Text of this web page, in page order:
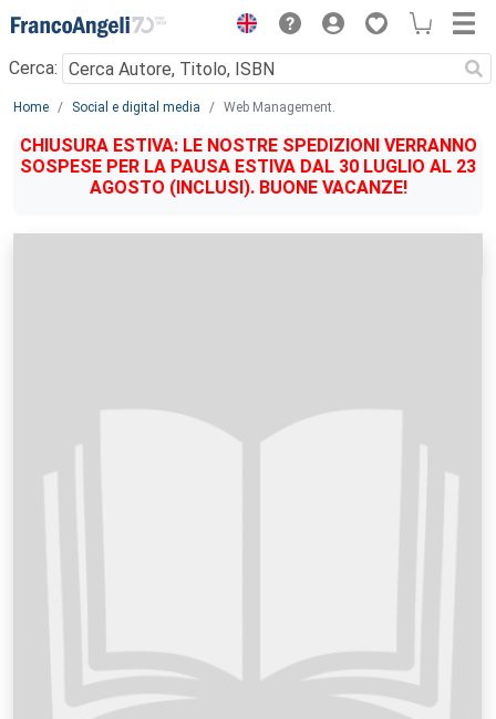
Menu
Cerca:
Main content
Home Social e digital media Web Management.
CHIUSURA ESTIVA: LE NOSTRE SPEDIZIONI VERRANNO
SOSPESE PER LA PAUSA ESTIVA DAL 30 LUGLIO AL 23
AGOSTO (INCLUSI). BUONE VACANZE!